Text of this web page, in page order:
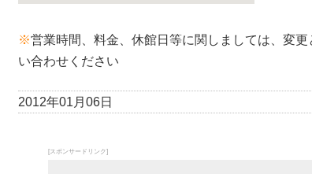
※営業時間、料金、休館日等に関しましては、変
い合わせください
2012年01月06日
[スポンサードリンク]